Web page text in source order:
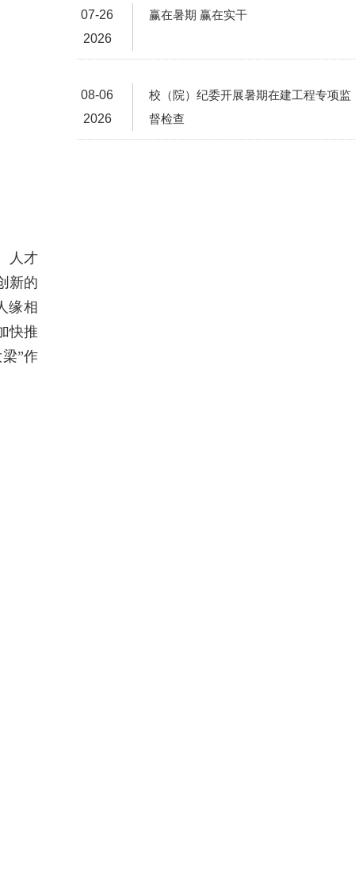
人才
新的
缘相
快推
”作
07-26
2026
赢在暑期 赢在实干
08-06
2026
校（院）纪委开展暑期在建工程专项监
督检查